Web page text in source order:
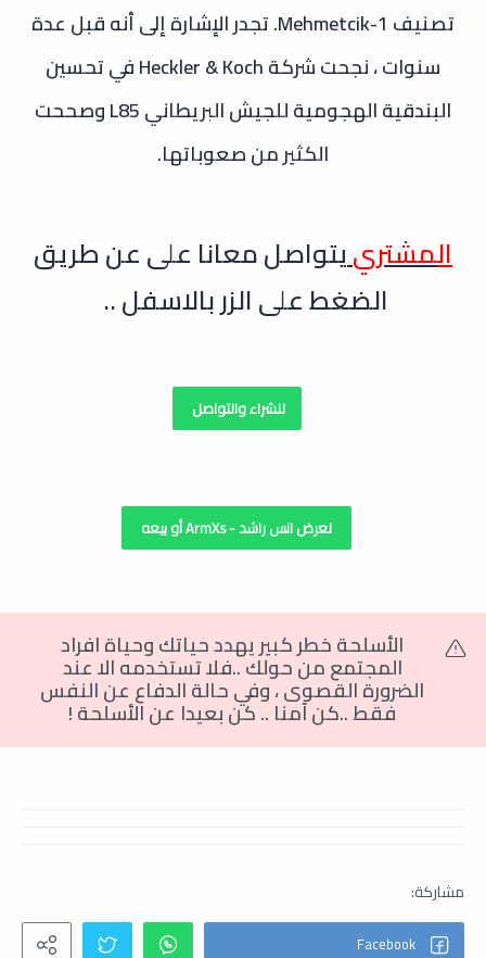
تصنيف Mehmetcik-1. تجدر الإشارة إلى أنه قبل عدة
سنوات ، نجحت شركة Heckler & Koch في تحسين
البندقية الهجومية للجيش البريطاني L85 وصححت
الكثير من صعوباتها.
المشترييتواصل معانا على عن طريق
الضغط على الزر بالاسفل ..
للشراء والتواصل
لعرض انس راشد - ArmXs أو بيعه
الأسلحة خطر كبير يهدد حياتك وحياة افراد
المجتمع من حولك ..فلا تستخدمه الا عند
الضرورة القصوى،وفي حالة الدفاع عن النفس
فقط ..كن آمنا .. كن بعيدا عن الأسلحة!
كلاشينكوف , امفور امريكام فور
قصير , ام فور بغمه , صور ام فور